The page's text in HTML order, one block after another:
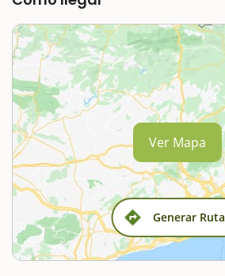
Generar Ruta
Ver Mapa